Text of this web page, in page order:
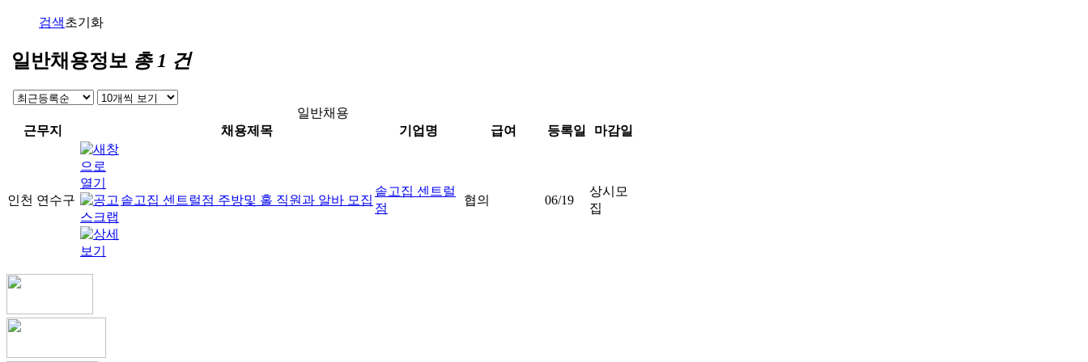
검색초기화
일반채용정보 총 1 건
일반채용
근무지
채용제목 기업명 급여 등록일 마감일
인천 연수구 솥고집 센트럴점 주방및 홀 직원과 알바 모집
솥고집 센트럴
점
협의 06/19
상시모
집